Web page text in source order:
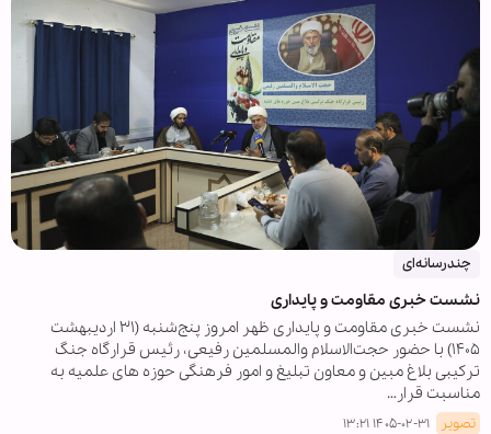
چندرسانه‌ای
نشست خبری مقاومت و پایداری
نشست خبری مقاومت و پایداری ظهر امروز پنج‌شنبه (۳۱ اردیبهشت
۱۴۰۵) با حضور حجت‌الاسلام والمسلمین رفیعی، رئیس قرارگاه جنگ
ترکیبی بلاغ مبین و معاون تبلیغ و امور فرهنگی حوزه های علمیه به
مناسبت قرار…
تصویر ۱۴۰۵-۰۲-۳۱ ۱۳:۲۱